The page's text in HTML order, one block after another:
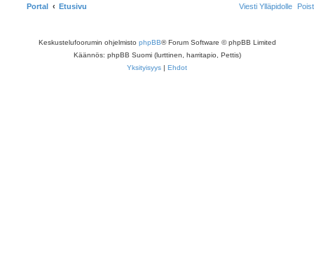
Portal Etusivu Viesti Ylläpidolle
Keskustelufoorumin ohjelmisto phpBB® Forum Software © phpBB Limited
Käännös: phpBB Suomi (lurttinen, harritapio, Pettis)
Yksityisyys | Ehdot